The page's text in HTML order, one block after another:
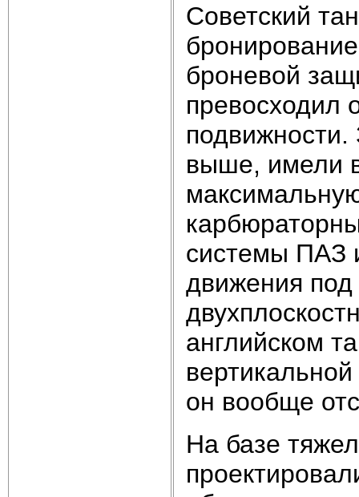
Советский
броневой
превосходил
выше, имели
системы ПАЗ
движения
английском
он вообще
На базе